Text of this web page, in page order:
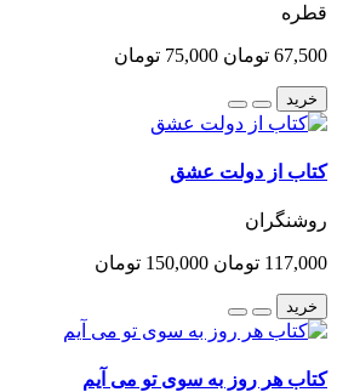
قطره
67,500 تومان 75,000 تومان
خرید
کتاب از دولت عشق
روشنگران
117,000 تومان 150,000 تومان
خرید
کتاب هر روز به سوی تو می آیم